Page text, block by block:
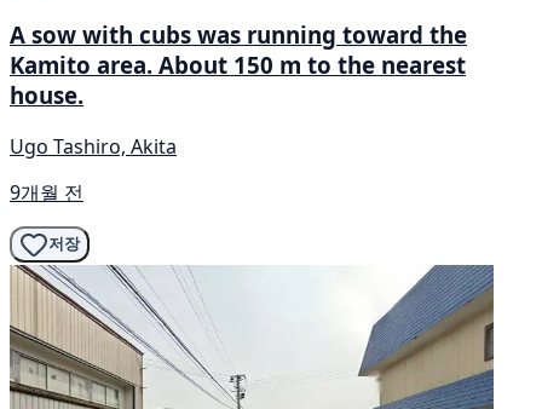
A sow with cubs was running toward the
Kamito area. About 150 m to the nearest
house.
Ugo Tashiro, Akita
9개월 전
저장